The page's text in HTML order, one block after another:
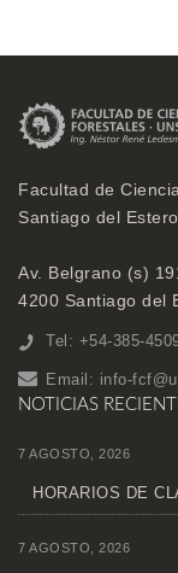
Facultad de
Santiago del Estero
Av. Belgrano (s)
4200 Santiago del
Tel: +54-385-
Email: info-
NOTICIAS
7 AGOSTO, 2026
HORARIOS DE
7 AGOSTO, 2026